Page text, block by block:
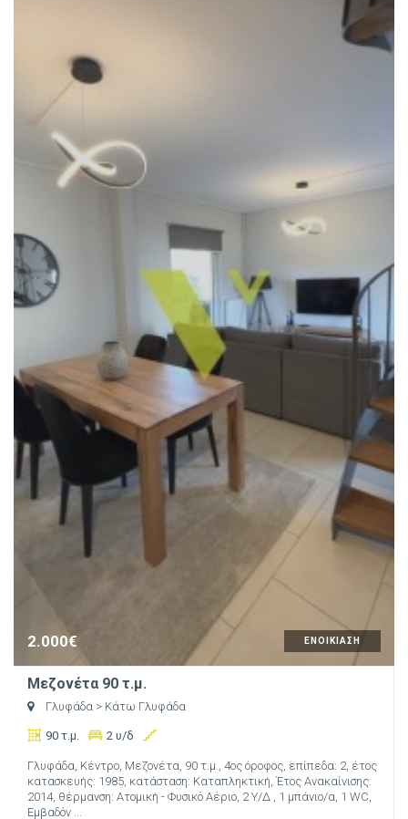
ΕΝΟΙΚΙΑΣΗ
2.000€
Μεζονέτα 90 τ.μ.
Γλυφάδα > Κάτω Γλυφάδα
90 τ.μ. 2 υ/δ
Γλυφάδα, Κέντρο, Μεζονέτα, 90 τ.μ., 4ος όροφος, επίπεδα: 2, έτος
κατασκευής: 1985, κατάσταση: Καταπληκτική, Έτος Ανακαίνισης:
2014, θέρμανση: Ατομική - Φυσικό Αέριο, 2 Υ/Δ , 1 μπάνιο/α, 1 WC,
Εμβαδόν ...